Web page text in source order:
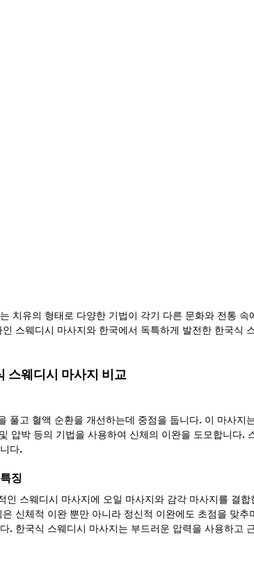
치유의 형태로 다양한 기법이 각기 다른 문화와 전통
스웨디시 마사지와 한국에서 독특하게 발전한 한국식
스웨디시 마사지 비교
풀고 혈액 순환을 개선하는데 중점을 둡니다. 이 마사지
압박 등의 기법을 사용하여 신체의 이완을 도모합니다.
다.
징
인 스웨디시 마사지에 오일 마사지와 감각 마사지를 결
신체적 이완 뿐만 아니라 정신적 이완에도 초점을 맞추
. 한국식 스웨디시 마사지는 부드러운 압력을 사용하고